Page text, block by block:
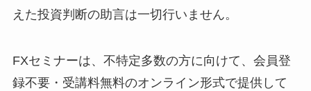
えた投資判断の助言は一切行いません。
FXセミナーは、不特定多数の方に向けて、会員登
録不要・受講料無料のオンライン形式で提供して